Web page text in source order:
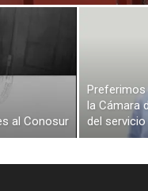
al Conosur
Preferimos
la Cámara
del